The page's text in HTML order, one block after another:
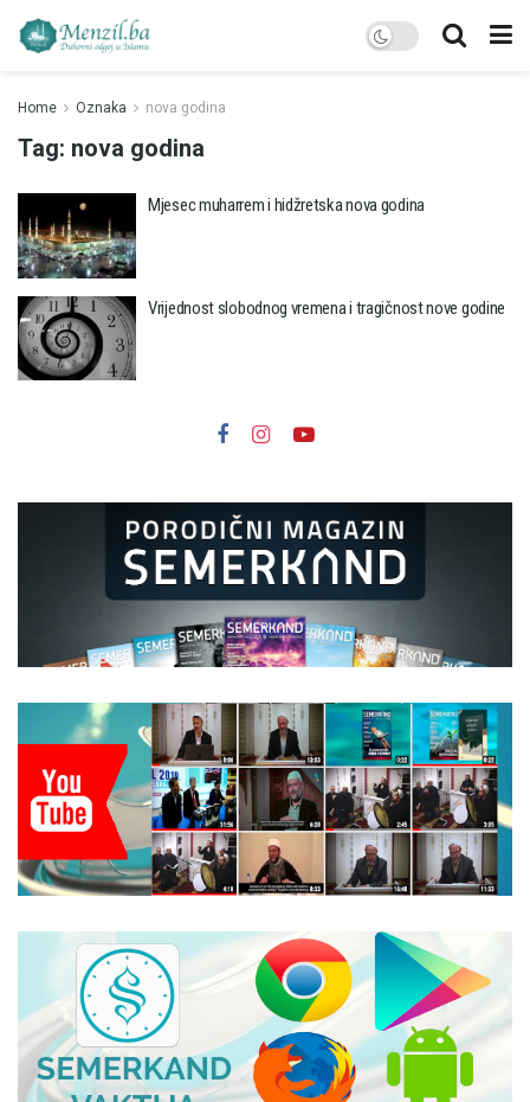
Home Oznaka nova godina
Tag: nova godina
Mjesec muharrem i hidžretska nova godina
Vrijednost slobodnog vremena i tragičnost nove godine